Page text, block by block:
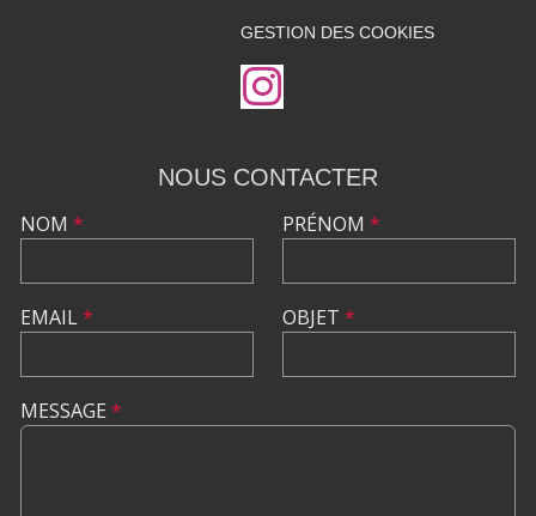
GESTION DES COOKIES
NOUS CONTACTER
NOM *
EMAIL*
PRÉNOM *
OBJET *
MESSAGE *